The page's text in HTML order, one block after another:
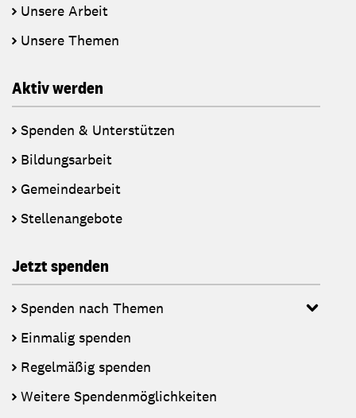
Unsere Arbeit
Unsere Themen
Aktiv werden
Spenden & Unterstützen
Bildungsarbeit
Gemeindearbeit
Stellenangebote
Jetzt spenden
Spenden nach Themen
Einmalig spenden
Regelmäßig spenden
Weitere Spendenmöglichkeiten